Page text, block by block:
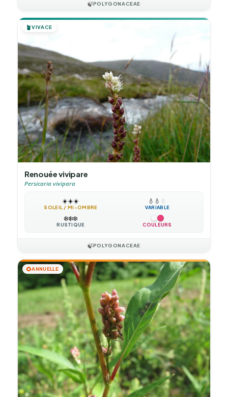
🍃POLYGONACEAE
🪴VIVACE
Renouée vivipare
Persicaria vivipara
☀️☀️☀️
SOLEIL / MI-OMBRE
💧 💧 💧
VARIABLE
❄️❄️❄️
RUSTIQUE COULEURS
🍃POLYGONACEAE
🌻ANNUELLE